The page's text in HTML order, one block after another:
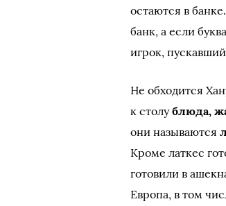
остаются в
банк, а если
игрок,
Не обходится
к столублюда,
они называются
Кроме латкес
готовили в
Европа, в том